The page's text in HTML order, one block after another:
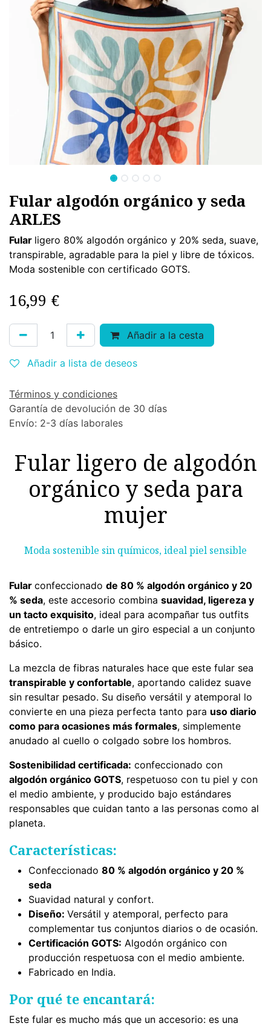
Fular algodón orgánico y seda
ARLES
Fular ligero 80% algodón orgánico y 20% seda, suave,
transpirable, agradable para la piel y libre de tóxicos.
Moda sostenible con certificado GOTS.
16,99 €
Añadir a la cesta
Añadir a lista de deseos
Términos y condiciones
Garantía de devolución de 30 días
Envío: 2-3 días laborales
Fular ligero de algodón
orgánico y seda para
mujer
Moda sostenible sin químicos, ideal piel sensible
Fular confeccionado de 80 % algodón orgánico y 20
% seda, este accesorio combina suavidad, ligereza y
un tacto exquisito, ideal para acompañar tus outfits
de entretiempo o darle un giro especial a un conjunto
básico.
La mezcla de fibras naturales hace que este fular sea
transpirable y confortable, aportando calidez suave
sin resultar pesado. Su diseño versátil y atemporal lo
convierte en una pieza perfecta tanto para uso diario
como para ocasiones más formales, simplemente
anudado al cuello o colgado sobre los hombros.
Sostenibilidad certificada: confeccionado con
algodón orgánico GOTS, respetuoso con tu piel y con
el medio ambiente, y producido bajo estándares
responsables que cuidan tanto a las personas como al
planeta.
Características:
Confeccionado 80 % algodón orgánico y 20 %
seda
Suavidad natural y confort.
Diseño: Versátil y atemporal, perfecto para
complementar tus conjuntos diarios o de ocasión.
Certificación GOTS: Algodón orgánico con
producción respetuosa con el medio ambiente.
Fabricado en India.
Por qué te encantará:
Este fular es mucho más que un accesorio: es una